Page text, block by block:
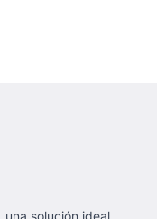
, una solución ideal